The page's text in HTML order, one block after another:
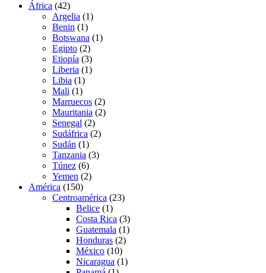
África (42)
Argelia (1)
Benin (1)
Botswana (1)
Egipto (2)
Etiopía (3)
Liberia (1)
Libia (1)
Mali (1)
Marruecos (2)
Mauritania (2)
Senegal (2)
Sudáfrica (2)
Sudán (1)
Tanzania (3)
Túnez (6)
Yemen (2)
América (150)
Centroamérica (23)
Belice (1)
Costa Rica (3)
Guatemala (1)
Honduras (2)
México (10)
Nicaragua (1)